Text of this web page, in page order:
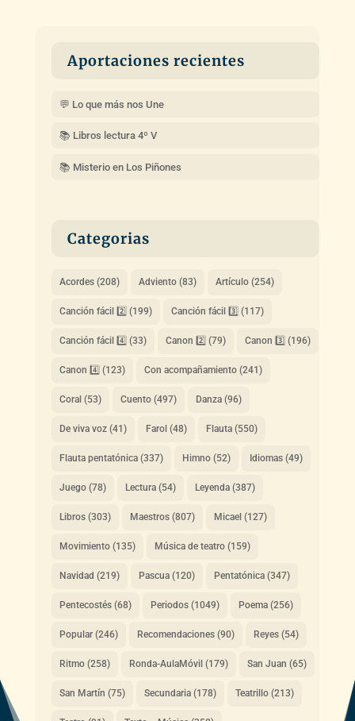
Aportaciones recientes
💬 Lo que más nos Une
📚 Libros lectura 4º V
📚 Misterio en Los Piñones
Categorias
Acordes(208) Adviento(83) Artículo(254)
Canción fácil 2️⃣ (199) Canción fácil 3️⃣ (117)
Canción fácil 4️⃣ (33) Canon 2️⃣ (79) Canon 3️⃣ (196)
Canon 4️⃣ (123) Con acompañamiento(241)
Coral(53) Cuento(497) Danza(96)
De viva voz(41) Farol(48) Flauta(550)
Flauta pentatónica(337) Himno(52) Idiomas(49)
Juego(78) Lectura(54) Leyenda(387)
Libros(303) Maestros(807) Micael(127)
Movimiento(135) Música de teatro(159)
Navidad (219) Pascua(120) Pentatónica(347)
Pentecostés(68) Periodos(1049) Poema(256)
Popular(246) Recomendaciones(90) Reyes(54)
Ritmo(258) Ronda-AulaMóvil(179) San Juan (65)
San Martín (75) Secundaria(178) Teatrillo(213)